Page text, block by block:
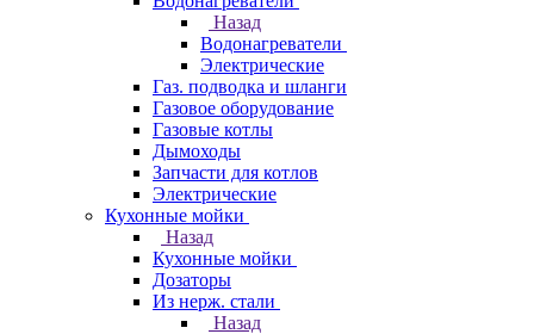
Назад
Водонагреватели
Электрические
Газ. подводка и шланги
Газовое оборудование
Газовые котлы
Дымоходы
Запчасти для котлов
Электрические
Кухонные мойки
Назад
Кухонные мойки
Дозаторы
Из нерж. стали
Назад